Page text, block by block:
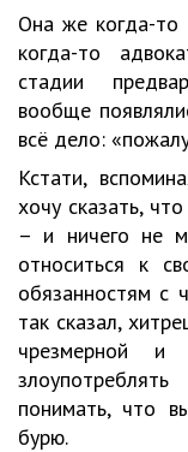
Она же когда-то
когда-то
стадии
вообще
всё дело:
Кстати,
хочу сказать,
– и ничего не
относиться к
обязанностям с
так сказал,
чрезмерной и
понимать, что
бурю.